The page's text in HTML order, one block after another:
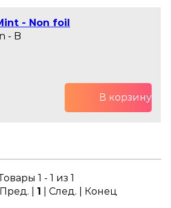
- Non foil
- B
В корзину
1 - 1 из 1
| 1 | След. | Конец